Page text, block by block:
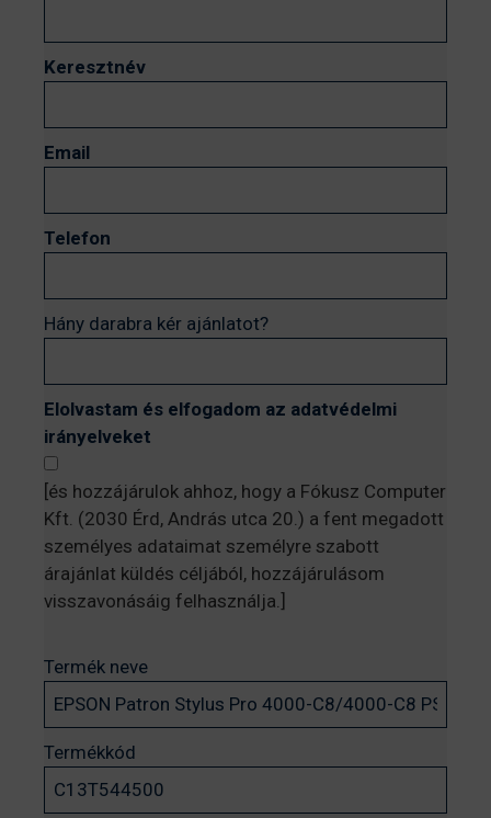
Keresztnév
Email
Telefon
Hány darabra kér ajánlatot?
Elolvastam és elfogadom az adatvédelmi
irányelveket
[és hozzájárulok ahhoz, hogy a Fókusz Computer
Kft. (2030 Érd, András utca 20.) a fent megadott
személyes adataimat személyre szabott
árajánlat küldés céljából, hozzájárulásom
visszavonásáig felhasználja.]
Termék neve
Termékkód